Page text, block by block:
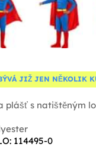
JIŽ JEN NĚKOLIK
plášť s natištěným
114495-0